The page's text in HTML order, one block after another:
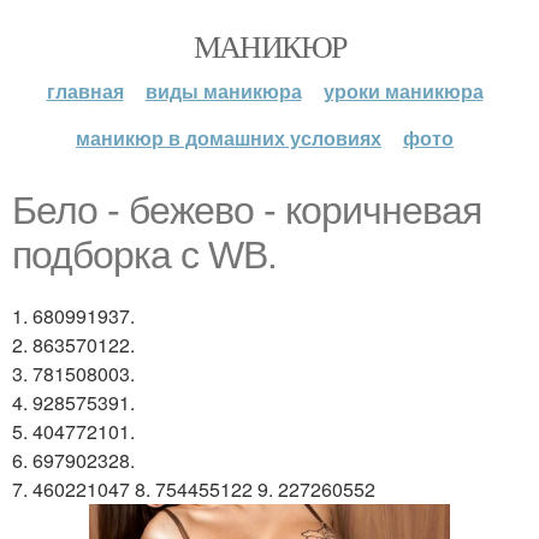
МАНИКЮР
главная виды маникюра
уроки маникюра
маникюр в домашних условиях
фото
Бело - бежево - коричневая
подборка с WB.
1. 680991937.
2. 863570122.
3. 781508003.
4. 928575391.
5. 404772101.
6. 697902328.
7. 460221047 8. 754455122 9. 227260552